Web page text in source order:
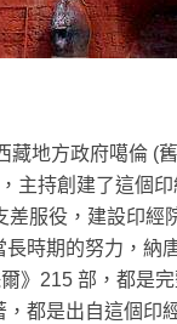
地方政府噶倫 (
主持創建了這個
服役，建設印經
時期的努力，納
》215 部，都是
都是出自這個印